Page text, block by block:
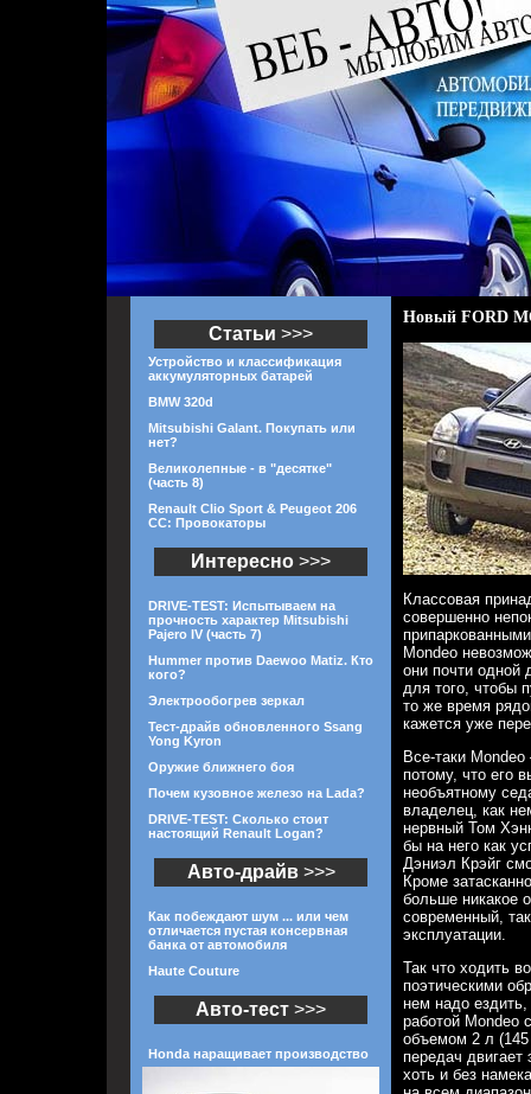
Статьи >>>
Устройство и классификация
аккумуляторных батарей
BMW 320d
Mitsubishi Galant. Покупать или
нет?
Великолепные - в "десятке"
(часть 8)
Renault Clio Sport & Peugeot 206
CC: Провокаторы
Интересно >>>
DRIVE-TEST: Испытываем на
прочность характер Mitsubishi
Pajero IV (часть 7)
Hummer против Daewoo Matiz. Кто
кого?
Электрообогрев зеркал
Тест-драйв обновленного Ssang
Yong Kyron
Оружие ближнего боя
Почем кузовное железо на Lada?
DRIVE-TEST: Сколько стоит
настоящий Renault Logan?
Авто-драйв >>>
Как побеждают шум ... или чем
отличается пустая консервная
банка от автомобиля
Haute Couture
Авто-тест >>>
Honda наращивает производство
Новый FORD
Классовая
совершенно
Mondeo
они почти одной
для того, чтобы
то же время
кажется уже
Все-таки
потому, что его
необъятному
владелец, как
нервный Том
бы на него как
Дэниэл Крэйг
Кроме
больше никакое
современный,
эксплуатации.
Так что ходить
поэтическими
нем надо
работой Mondeo
объемом 2 л (145
передач
хоть и без